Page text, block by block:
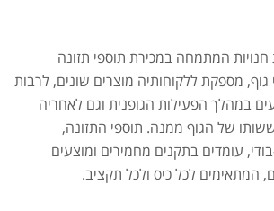
המתמחה במכירת תוספי תזונה
מספקת ללקוחותיה מוצרים שונים, לרבות
במהלך הפעילות הגופנית וגם לאחריה
של הגוף ממנה. תוספי התזונה,
עומדים בתקנים מחמירים ומוצעים
המתאימים לכל כיס ולכל תקציב.
מקצועי פרובודי לחלבון או גיינר